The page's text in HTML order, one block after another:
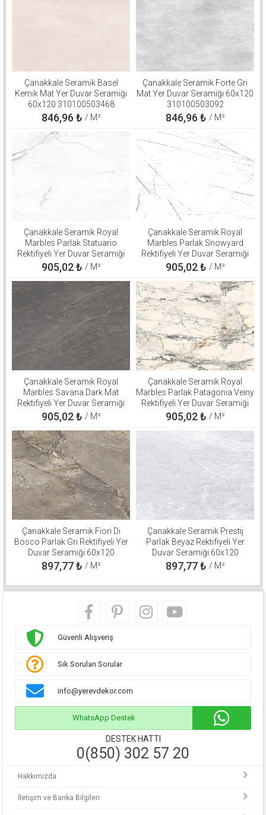
Çanakkale Seramik Basel
Kemik Mat Yer Duvar Seramiği
60x120 310100503468
846,96 ₺ / M²
Çanakkale Seramik Forte Gri
Mat Yer Duvar Seramiği 60x120
310100503092
846,96 ₺ / M²
Çanakkale Seramik Royal
Marbles Parlak Statuario
Rektifiyeli Yer Duvar Seramiği
60x120 310100800540
905,02₺ / M²
Çanakkale Seramik Royal
Marbles Parlak Snowyard
Rektifiyeli Yer Duvar Seramiği
60x120 310100800508
905,02₺ / M²
Çanakkale Seramik Royal
Marbles Savana Dark Mat
Rektifiyeli Yer Duvar Seramiği
60x120 310100503137
905,02₺ / M²
Çanakkale Seramik Royal
Marbles Parlak Patagonia Veiny
Rektifiyeli Yer Duvar Seramiği
60x120 310100800560
905,02₺ / M²
Çanakkale Seramik Fiori Di
Bosco Parlak Gri Rektifiyeli Yer
Duvar Seramiği 60x120
310100800571
897,77₺ / M²
Çanakkale Seramik Prestij
Parlak Beyaz Rektifiyeli Yer
Duvar Seramiği 60x120
310100800511
897,77₺ / M²
Güvenli Alışveriş
Sık Sorulan Sorular
info@yerevdekor.com
WhatsApp Destek
DESTEK HATTI
0(850) 302 57 20
Hakkımızda
İletişim ve Banka Bilgileri